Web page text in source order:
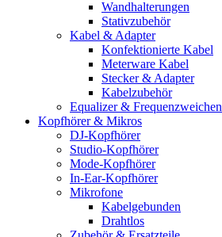
Wandhalterungen
Stativzubehör
Kabel & Adapter
Konfektionierte Kabel
Meterware Kabel
Stecker & Adapter
Kabelzubehör
Equalizer & Frequenzweichen
Kopfhörer & Mikros
DJ-Kopfhörer
Studio-Kopfhörer
Mode-Kopfhörer
In-Ear-Kopfhörer
Mikrofone
Kabelgebunden
Drahtlos